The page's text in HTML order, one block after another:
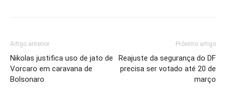
Artigo anterior
Nikolas justifica uso de jato de
Vorcaro em caravana de
Bolsonaro
Próximo artigo
Reajuste da segurança do DF
precisa ser votado até 20 de
março